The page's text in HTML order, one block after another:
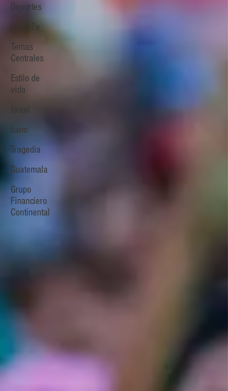
Deportes
El Sie7e
Temas
Centrales
Estilo de
vida
bano
Tragedia
Guatemala
Grupo
Financiero
Continental